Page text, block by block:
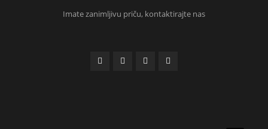
Imate zanimljivu priču, kontaktirajte nas